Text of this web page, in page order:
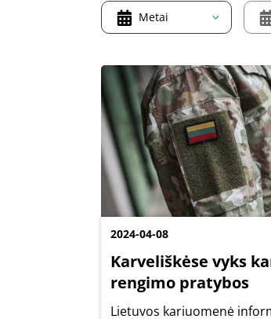
Metai
2024-04-08
Karveliškėse vyks
rengimo pratybos
Lietuvos kariuomenė